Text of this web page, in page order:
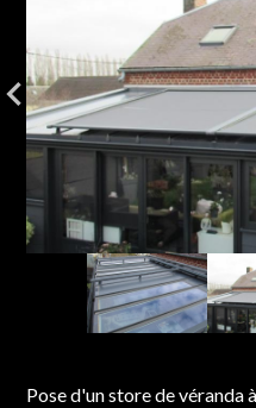
Pose d'un store de véranda